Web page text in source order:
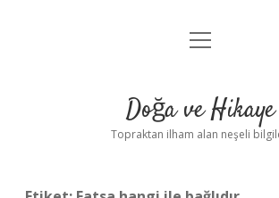
Anasayfa
Yasal Uyarı
menüyü
Doğa ve Hikaye
Topraktan ilham alan neşeli